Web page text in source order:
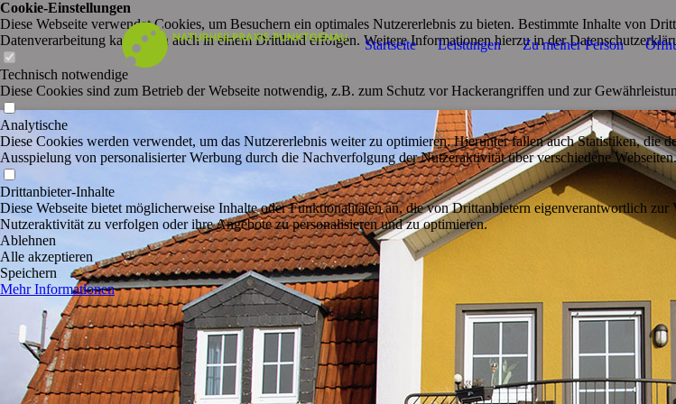
Startseite Leistungen Zu meiner Person
Cookie-Einstellungen
Diese Webseite verwendet Cookies, um Besuchern ein optimales Nutzererlebnis zu bieten. Bestimmte Inhalte von
Datenverarbeitung kann dann auch in einem Drittland erfolgen. Weitere Informationen hierzu in der
Technisch notwendige
Diese Cookies sind zum Betrieb der Webseite notwendig, z.B. zum Schutz vor Hackerangriffen und zur
Analytische
Diese Cookies werden verwendet, um das Nutzererlebnis weiter zu optimieren. Hierunter fallen auch Statistiken, die
Ausspielung von personalisierter Werbung durch die Nachverfolgung der Nutzeraktivität über verschiedene Webseiten.
Drittanbieter-Inhalte
Diese Webseite bietet möglicherweise Inhalte oder Funktionalitäten an, die von Drittanbietern eigenverantwortlich
Nutzeraktivität zu verfolgen oder ihre Angebote zu personalisieren und zu optimieren.
Ablehnen
Alle akzeptieren
Speichern
Mehr Informationen